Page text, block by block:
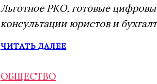
Льготное РКО, готовые
консультации юристов и
ЧИТАТЬ ДАЛЕЕ
ОБЩЕСТВО